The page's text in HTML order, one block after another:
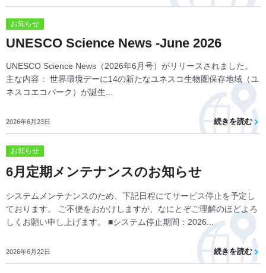
お知らせ
UNESCO Science News -June 2026
UNESCO Science News（2026年6月号）がリリースされました。
主な内容： 世界環境デーに14の新たなユネスコ生物圏保存地域（ユ
ネスコエコパーク）が誕生...
2026年6月23日 続きを読む
お知らせ
6月定期メンテナンスのお知らせ
システムメンテナンスのため、下記日程にてサービス停止を予定し
ております。 ご不便をおかけしますが、なにとぞご理解のほどよろ
しくお願い申し上げます。 ■システム停止期間：2026...
2026年6月22日 続きを読む